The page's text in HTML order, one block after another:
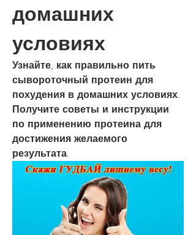
домашних
условиях
Узнайте, как правильно пить
сывороточный протеин для
похудения в домашних условиях.
Получите советы и инструкции
по применению протеина для
достижения желаемого
результата.